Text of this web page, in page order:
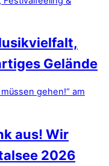
Gelände
aus! Wir
2026